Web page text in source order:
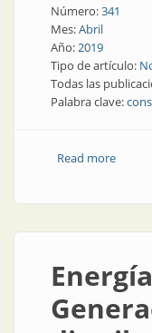
Número:341
Mes:Abril
Año:2019
Tipo de artículo:
Todas las
Palabra clave:
Read moreabout